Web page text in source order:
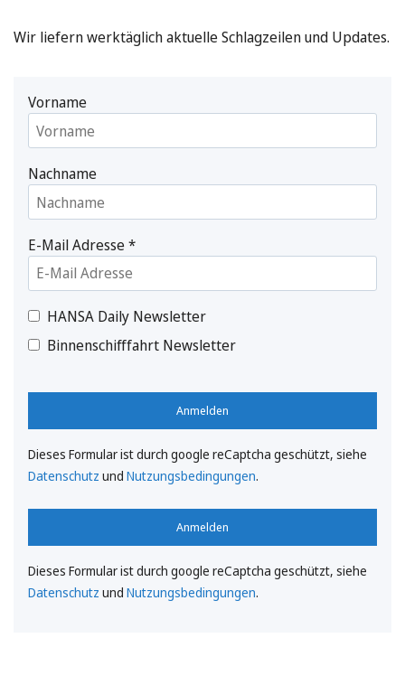
Wir liefern werktäglich aktuelle Schlagzeilen und Updates.
Vorname
Nachname
E-Mail Adresse*
HANSA Daily Newsletter
Binnenschifffahrt Newsletter
Anmelden
Dieses Formular ist durch google reCaptcha geschützt, siehe
Datenschutz und Nutzungsbedingungen.
Anmelden
Dieses Formular ist durch google reCaptcha geschützt, siehe
Datenschutz und Nutzungsbedingungen.